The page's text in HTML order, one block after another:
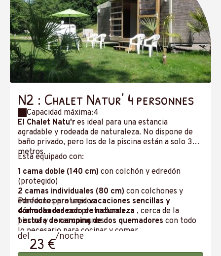
N2 : Chalet Natur’ 4 personnes
Capacidad máxima:4
El Chalet Natu'r es ideal para una estancia
agradable y rodeada de naturaleza. No dispone de
baño privado, pero los de la piscina están a solo 30
metros.
Está equipado con:
1 cama doble (140 cm) con colchón y edredón
(protegido)
2 camas individuales (80 cm) con colchones y
edredones protegidos
4 almohadascon protectores
1 estufa de camping de dos quemadores con todo
lo necesario para cocinar y comer.
1 mininevera
1 conjunto de muebles de jardíncon 4 sillas y
Perfecto para unasvacaciones sencillas y
cómodas rodeado de naturaleza , cerca de la
piscina y zonas comunes.
del23 €/noche